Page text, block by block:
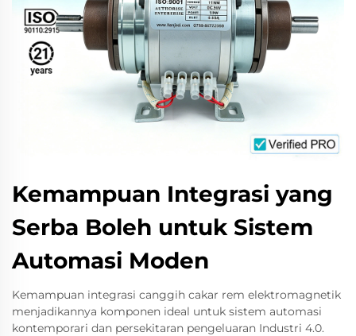
Kemampuan Integrasi yang
Serba Boleh untuk Sistem
Automasi Moden
Kemampuan integrasi canggih cakar rem elektromagnetik
menjadikannya komponen ideal untuk sistem automasi
kontemporari dan persekitaran pengeluaran Industri 4.0.